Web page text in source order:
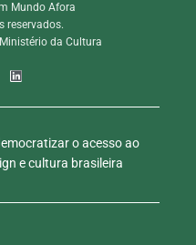
Mundo Afora
reservados.
da Cultura
o acesso ao
e cultura brasileira